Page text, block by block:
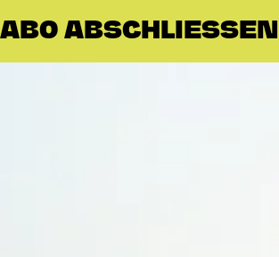
ABO ABSCHLIESSEN